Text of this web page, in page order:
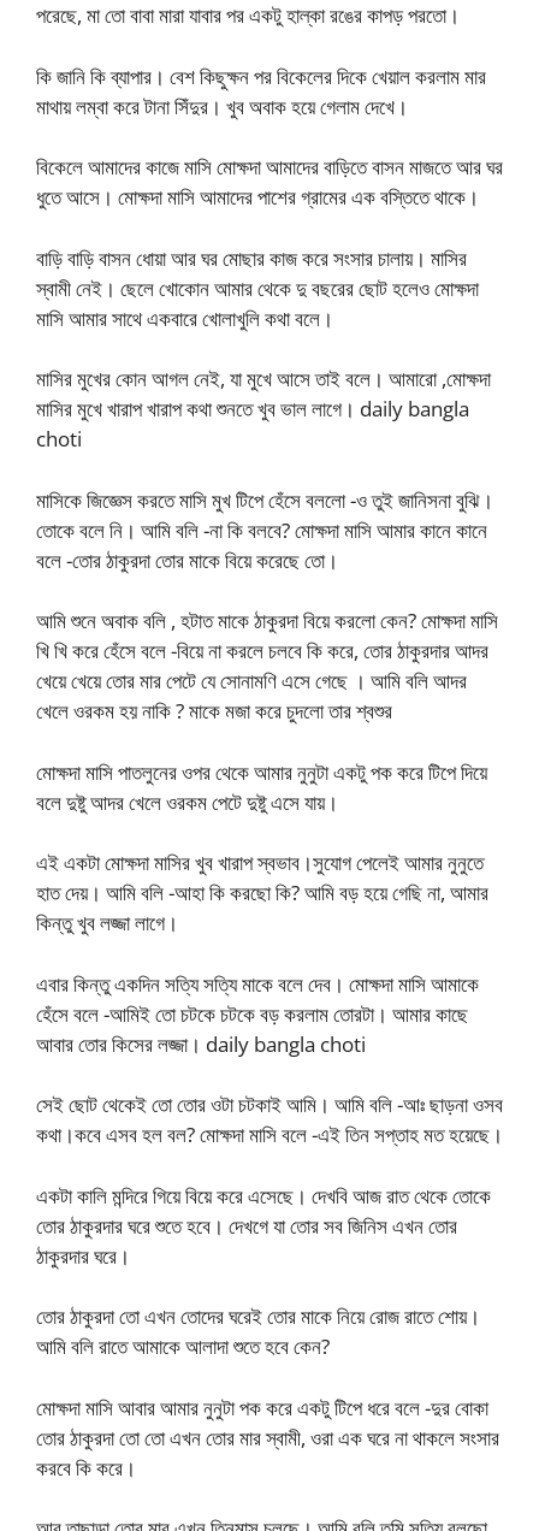
পরেছে, মা তো বাবা মারা যাবার পর একটু হাল্কা রঙের কাপড় পরতো।
কি জানি কি ব্যাপার। বেশ কিছুক্ষন পর বিকেলের দিকে খেয়াল করলাম মার
মাথায় লম্বা করে টানা সিঁদুর। খুব অবাক হয়ে গেলাম দেখে।
বিকেলে আমাদের কাজে মাসি মোক্ষদা আমাদের বাড়িতে বাসন মাজতে আর ঘর
ধুতে আসে। মোক্ষদা মাসি আমাদের পাশের গ্রামের এক বস্তিতে থাকে।
বাড়ি বাড়ি বাসন ধোয়া আর ঘর মোছার কাজ করে সংসার চালায়। মাসির
স্বামী নেই। ছেলে খোকোন আমার থেকে দু বছরের ছোট হলেও মোক্ষদা
মাসি আমার সাথে একবারে খোলাখুলি কথা বলে।
মাসির মুখের কোন আগল নেই, যা মুখে আসে তাই বলে। আমারো ,মোক্ষদা
মাসির মুখে খারাপ খারাপ কথা শুনতে খুব ভাল লাগে। daily bangla
choti
মাসিকে জিজ্ঞেস করতে মাসি মুখ টিপে হেঁসে বললো -ও তুই জানিসনা বুঝি।
তোকে বলে নি। আমি বলি -না কি বলবে? মোক্ষদা মাসি আমার কানে কানে
বলে -তোর ঠাকুরদা তোর মাকে বিয়ে করেছে তো।
আমি শুনে অবাক বলি , হটাত মাকে ঠাকুরদা বিয়ে করলো কেন? মোক্ষদা মাসি
খি খি করে হেঁসে বলে -বিয়ে না করলে চলবে কি করে, তোর ঠাকুরদার আদর
খেয়ে খেয়ে তোর মার পেটে যে সোনামণি এসে গেছে । আমি বলি আদর
খেলে ওরকম হয় নাকি ? মাকে মজা করে চুদলো তার শ্বশুর
মোক্ষদা মাসি পাতলুনের ওপর থেকে আমার নুনুটা একটু পক করে টিপে দিয়ে
বলে দুষ্টু আদর খেলে ওরকম পেটে দুষ্টু এসে যায়।
এই একটা মোক্ষদা মাসির খুব খারাপ স্বভাব।সুযোগ পেলেই আমার নুনুতে
হাত দেয়। আমি বলি -আহা কি করছো কি? আমি বড় হয়ে গেছি না, আমার
কিন্তু খুব লজ্জা লাগে।
এবার কিন্তু একদিন সত্যি সত্যি মাকে বলে দেব। মোক্ষদা মাসি আমাকে
হেঁসে বলে -আমিই তো চটকে চটকে বড় করলাম তোরটা। আমার কাছে
আবার তোর কিসের লজ্জা। daily bangla choti
সেই ছোট থেকেই তো তোর ওটা চটকাই আমি। আমি বলি -আঃ ছাড়না ওসব
কথা।কবে এসব হল বল? মোক্ষদা মাসি বলে -এই তিন সপ্তাহ মত হয়েছে।
একটা কালি মন্দিরে গিয়ে বিয়ে করে এসেছে। দেখবি আজ রাত থেকে তোকে
তোর ঠাকুরদার ঘরে শুতে হবে। দেখগে যা তোর সব জিনিস এখন তোর
ঠাকুরদার ঘরে।
তোর ঠাকুরদা তো এখন তোদের ঘরেই তোর মাকে নিয়ে রোজ রাতে শোয়।
আমি বলি রাতে আমাকে আলাদা শুতে হবে কেন?
মোক্ষদা মাসি আবার আমার নুনুটা পক করে একটু টিপে ধরে বলে -দুর বোকা
তোর ঠাকুরদা তো তো এখন তোর মার স্বামী, ওরা এক ঘরে না থাকলে সংসার
করবে কি করে।